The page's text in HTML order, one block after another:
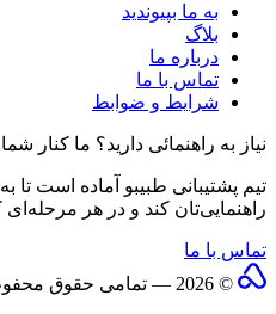
به ما بپیوندید
بلاگ
درباره ما
تماس با ما
شرایط و ضوابط
نیاز به راهنمائی دارید؟ ما کنار
تیم پشتیبانی طبیبو آماده است
راهنمایی‌تان کند و در هر مرحله‌ای
تماس با ما
© 2026 — تمامی حقوق محفوظ است.